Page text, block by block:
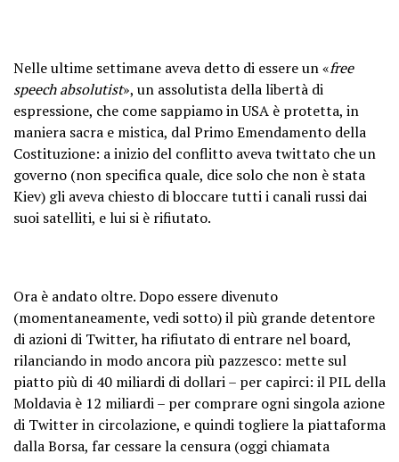
Nelle ultime settimane aveva detto di essere un «free
speech absolutist», un assolutista della libertà di
espressione, che come sappiamo in USA è protetta, in
maniera sacra e mistica, dal Primo Emendamento della
Costituzione: a inizio del conflitto aveva twittato che un
governo (non specifica quale, dice solo che non è stata
Kiev) gli aveva chiesto di bloccare tutti i canali russi dai
suoi satelliti, e lui si è rifiutato.
Ora è andato oltre. Dopo essere divenuto
(momentaneamente, vedi sotto) il più grande detentore
di azioni di Twitter, ha rifiutato di entrare nel board,
rilanciando in modo ancora più pazzesco: mette sul
piatto più di 40 miliardi di dollari – per capirci: il PIL della
Moldavia è 12 miliardi – per comprare ogni singola azione
di Twitter in circolazione, e quindi togliere la piattaforma
dalla Borsa, far cessare la censura (oggi chiamata